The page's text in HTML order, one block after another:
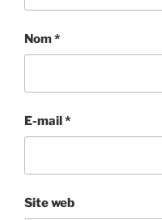
Nom*
E-mail*
Site web